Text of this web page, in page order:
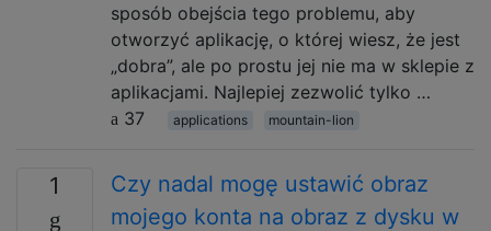
sposób obejścia tego problemu, aby
otworzyć aplikację, o której wiesz, że jest
„dobra”, ale po prostu jej nie ma w sklepie z
aplikacjami. Najlepiej zezwolić tylko …
37
applications mountain-lion
1
Czy nadal mogę ustawić obraz
mojego konta na obraz z dysku w